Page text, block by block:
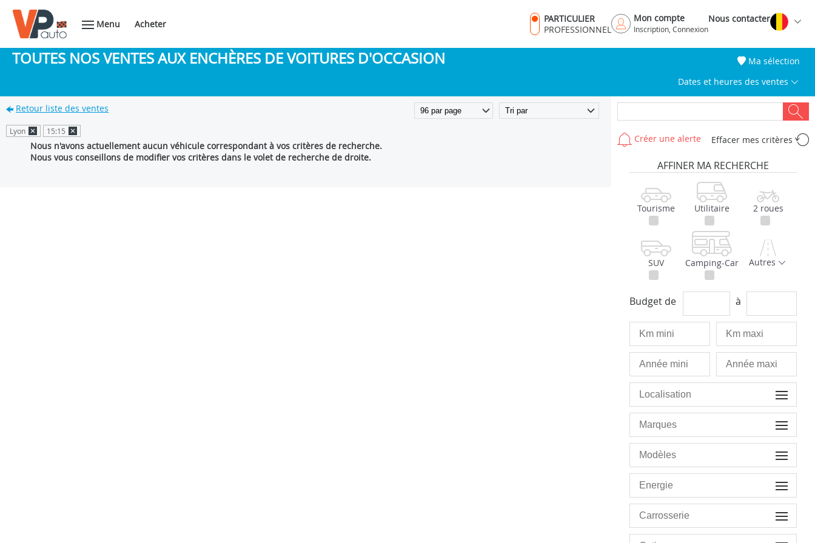
Menu Acheter
PARTICULIER
PROFESSIONNEL
Mon compte
Inscription, Connexion
Nous contacter
TOUTES NOS VENTES AUX ENCHÈRES DE VOITURES D'OCCASION
Ma sélection
Dates et heures des ventes
Retour liste des ventes
Lyon 15:15
Nous n'avons actuellement aucun véhicule correspondant à vos critères de recherche.
Nous vous conseillons de modifier vos critères dans le volet de recherche de droite.
Créer une alerte Effacer mes critères
AFFINER MA RECHERCHE
Tourisme Utilitaire 2 roues
SUV Camping-Car Autres
Budget de à